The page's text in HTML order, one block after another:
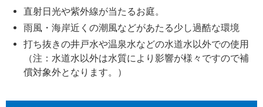
直射日光や紫外線が当たるお庭。
雨風・海岸近くの潮風などがあたる少し過酷な環境
打ち抜きの井戸水や温泉水などの水道水以外での使用
（注：水道水以外は水質により影響が様々ですので補
償対象外となります。）